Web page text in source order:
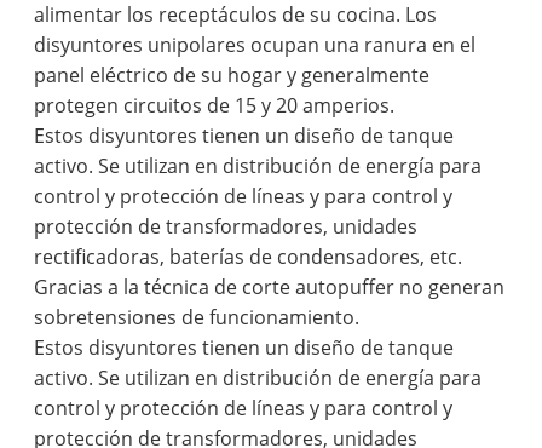
alimentar los receptáculos de su cocina. Los
disyuntores unipolares ocupan una ranura en el
panel eléctrico de su hogar y generalmente
protegen circuitos de 15 y 20 amperios.
Estos disyuntores tienen un diseño de tanque
activo. Se utilizan en distribución de energía para
control y protección de líneas y para control y
protección de transformadores, unidades
rectificadoras, baterías de condensadores, etc.
Gracias a la técnica de corte autopuffer no generan
sobretensiones de funcionamiento.
Estos disyuntores tienen un diseño de tanque
activo. Se utilizan en distribución de energía para
control y protección de líneas y para control y
protección de transformadores, unidades